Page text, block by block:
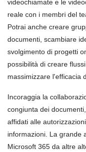
videochiamate e le
reale con i membri del
Potrai anche creare
documenti, scambiare
svolgimento di progetti
possibilità di creare
massimizzare l'efficacia
Incoraggia la
congiunta dei
affidati alle
informazioni. La grande
Microsoft 365 da altre